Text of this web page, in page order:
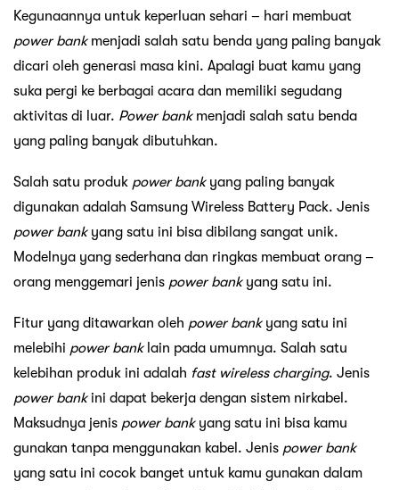
Kegunaannya untuk keperluan sehari – hari membuat
power bankmenjadi salah satu benda yang paling banyak
dicari oleh generasi masa kini. Apalagi buat kamu yang
suka pergi ke berbagai acara dan memiliki segudang
aktivitas di luar. Power bankmenjadi salah satu benda
yang paling banyak dibutuhkan.
Salah satu produk power bankyang paling banyak
digunakan adalah Samsung Wireless Battery Pack. Jenis
power bankyang satu ini bisa dibilang sangat unik.
Modelnya yang sederhana dan ringkas membuat orang –
orang menggemari jenis power bankyang satu ini.
Fitur yang ditawarkan oleh power bankyang satu ini
melebihi power banklain pada umumnya. Salah satu
kelebihan produk ini adalah fast wireless charging. Jenis
power bankini dapat bekerja dengan sistem nirkabel.
Maksudnya jenis power bankyang satu ini bisa kamu
gunakan tanpa menggunakan kabel. Jenis power bank
yang satu ini cocok banget untuk kamu gunakan dalam